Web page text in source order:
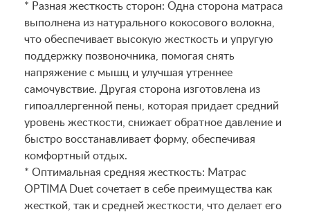
* Разная жесткость сторон: Одна сторона матраса
выполнена из натурального кокосового волокна,
что обеспечивает высокую жесткость и упругую
поддержку позвоночника, помогая снять
напряжение с мышц и улучшая утреннее
самочувствие. Другая сторона изготовлена из
гипоаллергенной пены, которая придает средний
уровень жесткости, снижает обратное давление и
быстро восстанавливает форму, обеспечивая
комфортный отдых.
* Оптимальная средняя жесткость: Матрас
OPTIMA Duet сочетает в себе преимущества как
жесткой, так и средней жесткости, что делает его